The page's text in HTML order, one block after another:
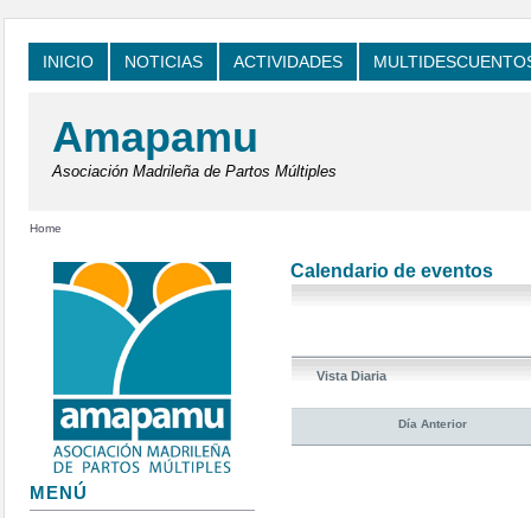
INICIO NOTICIAS ACTIVIDADES
Amapamu
Asociación Madrileña de Partos Múltiples
Home
MENÚ
Calendario de eventos
Vista Diaria
Día Anterior